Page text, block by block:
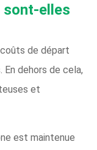
sont-elles
de départ
dehors de cela,
et
est maintenue